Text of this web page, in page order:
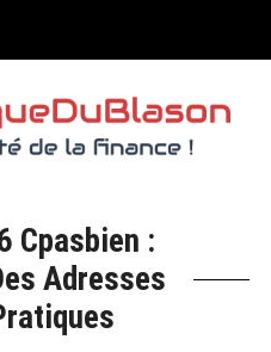
Cpasbien :
Adresses